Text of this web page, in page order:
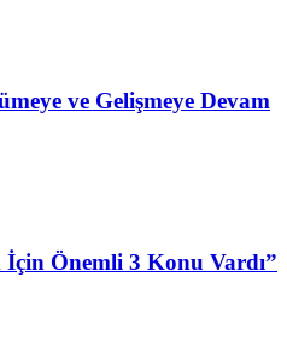
ve Gelişmeye Devam
Önemli 3 Konu Vardı”